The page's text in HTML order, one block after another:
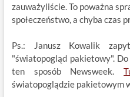
zauważyliście. To poważna
społeczeństwo, a chyba czas
Ps.: Janusz Kowalik
"światopogląd pakietowy".
ten sposób Newsweek.
światopoglądzie pakietowym